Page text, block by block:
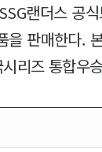
랜더스 공
을 판매한다.
리즈 통합우